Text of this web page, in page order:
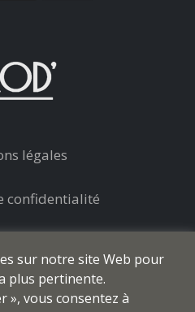
légales
confidentialité
sur notre site Web pour
plus pertinente.
», vous consentez à